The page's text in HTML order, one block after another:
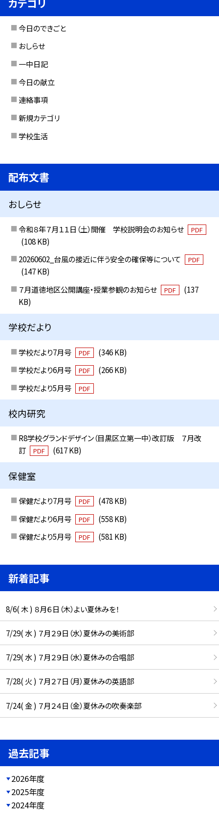
今日のできごと
おしらせ
一中日記
今日の献立
連絡事項
新規カテゴリ
学校生活
配布文書
おしらせ
令和８年７月１１日（土）開催 学校説明会のお知らせ PDF
(108 KB)
20260602_台風の接近に伴う安全の確保等について
PDF
(147 KB)
７月道徳地区公開講座・授業参観のお知らせ
PDF
(137
KB)
学校だより
学校だより7月号 PDF
(346 KB)
学校だより6月号
PDF
(266 KB)
学校だより5月号
PDF
校内研究
R8学校グランドデザイン（目黒区立第一中）改訂版 ７月改
訂
PDF (617 KB)
保健室
保健だより7月号 PDF
(478 KB)
保健だより6月号
PDF
(558 KB)
保健だより5月号
PDF (581 KB)
新着記事
8/6( 木 ) ８月６日（木）よい夏休みを！
7/29( 水 ) ７月２９日（水）夏休みの美術部
7/29( 水 ) ７月２９日（水）夏休みの合唱部
7/28( 火 ) ７月２７日（月）夏休みの英語部
7/24( 金 ) ７月２４日（金）夏休みの吹奏楽部
過去記事
2026年度
2025年度
2024年度